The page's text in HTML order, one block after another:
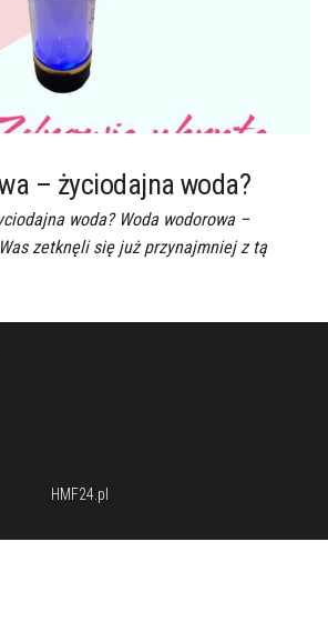
– życiodajna woda?
woda? Woda wodorowa –
zetknęli się już przynajmniej z tą
HMF24.pl